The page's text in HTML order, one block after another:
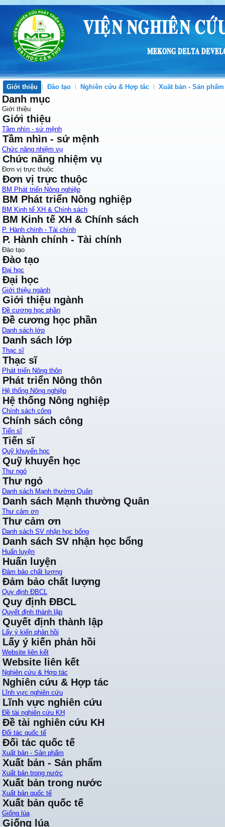
Giới thiệu Đào tạo Nghiên cứu & Hợp tác Xuất bản - Sản phẩm
Danh mục
Giới thiệu
Giới thiệu
Tầm nhìn - sứ mệnh
Tầm nhìn - sứ mệnh
Chức năng nhiệm vụ
Chức năng nhiệm vụ
Đơn vị trực thuộc
Đơn vị trực thuộc
BM Phát triển Nông nghiệp
BM Phát triển Nông nghiệp
BM Kinh tế XH & Chính sách
BM Kinh tế XH & Chính sách
P. Hành chính - Tài chính
P. Hành chính - Tài chính
Đào tạo
Đào tạo
Đại học
Đại học
Giới thiệu ngành
Giới thiệu ngành
Đề cương học phần
Đề cương học phần
Danh sách lớp
Danh sách lớp
Thạc sĩ
Thạc sĩ
Phát triển Nông thôn
Phát triển Nông thôn
Hệ thống Nông nghiệp
Hệ thống Nông nghiệp
Chính sách công
Chính sách công
Tiến sĩ
Tiến sĩ
Quỹ khuyến học
Quỹ khuyến học
Thư ngỏ
Thư ngỏ
Danh sách Mạnh thường Quân
Danh sách Mạnh thường Quân
Thư cảm ơn
Thư cảm ơn
Danh sách SV nhận học bổng
Danh sách SV nhận học bổng
Huấn luyện
Huấn luyện
Đảm bảo chất lượng
Đảm bảo chất lượng
Quy định ĐBCL
Quy định ĐBCL
Quyết định thành lập
Quyết định thành lập
Lấy ý kiến phản hồi
Lấy ý kiến phản hồi
Website liên kết
Website liên kết
Nghiên cứu & Hợp tác
Nghiên cứu & Hợp tác
Lĩnh vực nghiên cứu
Lĩnh vực nghiên cứu
Đề tài nghiên cứu KH
Đề tài nghiên cứu KH
Đối tác quốc tế
Đối tác quốc tế
Xuất bản - Sản phẩm
Xuất bản - Sản phẩm
Xuất bản trong nước
Xuất bản trong nước
Xuất bản quốc tế
Xuất bản quốc tế
Giống lúa
Giống lúa